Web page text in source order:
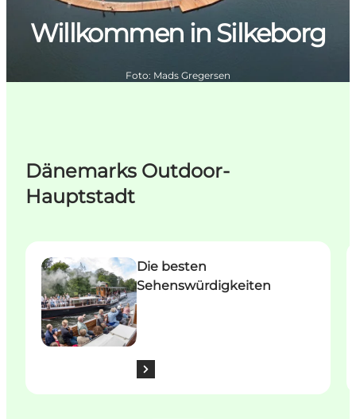
Willkommen in Silkeborg
Foto: Mads Gregersen
Dänemarks Outdoor-
Hauptstadt
Die besten Sehenswürdigkeiten in Silkeborg
Die besten
Sehenswürdigkeiten